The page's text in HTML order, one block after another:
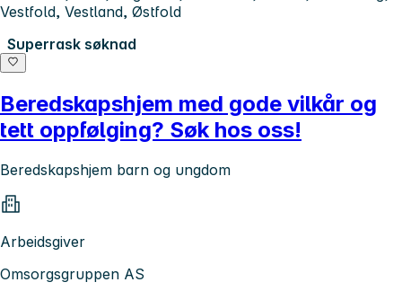
Vestfold, Vestland, Østfold
Superrask søknad
Beredskapshjem med gode vilkår og
tett oppfølging? Søk hos oss!
Beredskapshjem barn og ungdom
Arbeidsgiver
Omsorgsgruppen AS